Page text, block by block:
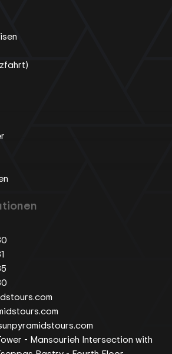
- Mansourieh Intersection with